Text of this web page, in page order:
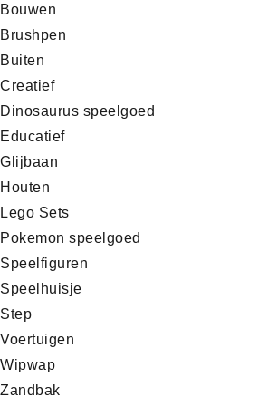
Bouwen
Brushpen
Buiten
Creatief
Dinosaurus speelgoed
Educatief
Glijbaan
Houten
Lego Sets
Pokemon speelgoed
Speelfiguren
Speelhuisje
Step
Voertuigen
Wipwap
Zandbak